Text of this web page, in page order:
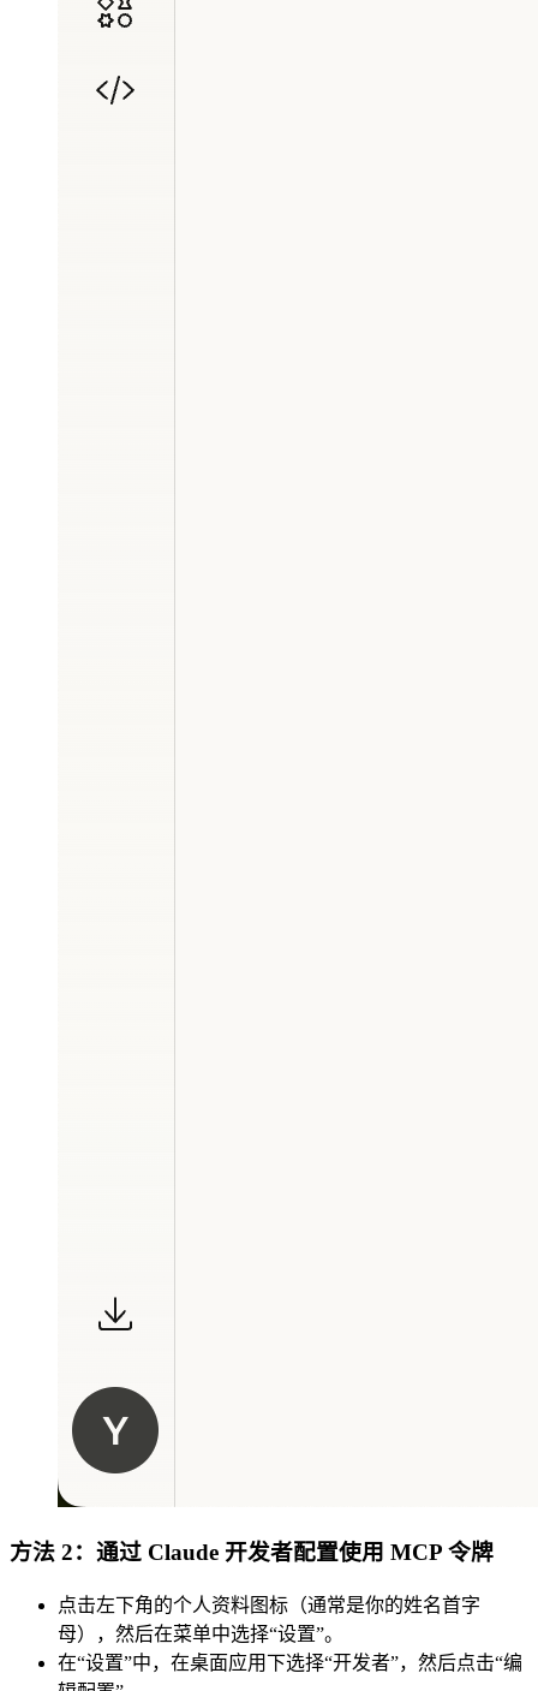
方法 2：通过 Claude 开发者配置使用 MCP 令牌
点击左下角的个人资料图标（通常是你的姓名首字
母），然后在菜单中选择“设置”。
在“设置”中，在桌面应用下选择“开发者”，然后点击“编